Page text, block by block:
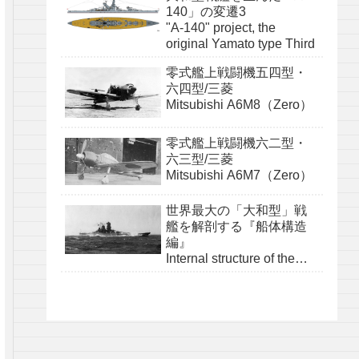
140」の変遷3
"A-140" project, the
original Yamato type Third
零式艦上戦闘機五四型・
六四型/三菱
Mitsubishi A6M8（Zero）
零式艦上戦闘機六二型・
六三型/三菱
Mitsubishi A6M7（Zero）
世界最大の「大和型」戦
艦を解剖する『船体構造
編』
Internal structure of the